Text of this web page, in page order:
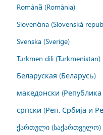
Română (România)
Slovenčina (Slovenská
Svenska (Sverige)
Türkmen dili (Türkmenistan)
Беларуская (Беларусь)
македонски
српски (Реп. Србија и
ქართული (საქართველო)